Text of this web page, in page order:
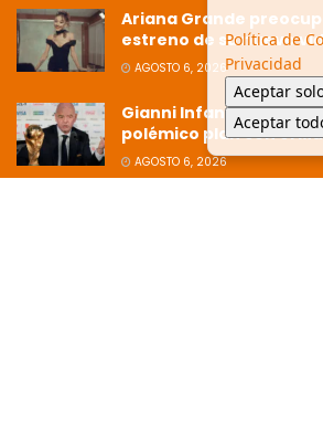
Ariana Grande
estreno de su nuevo
AGOSTO 6, 2026
Gianni Infantino pide
polémico plan con el
AGOSTO 6, 2026
Política de
Privacidad
Aceptar
Aceptar